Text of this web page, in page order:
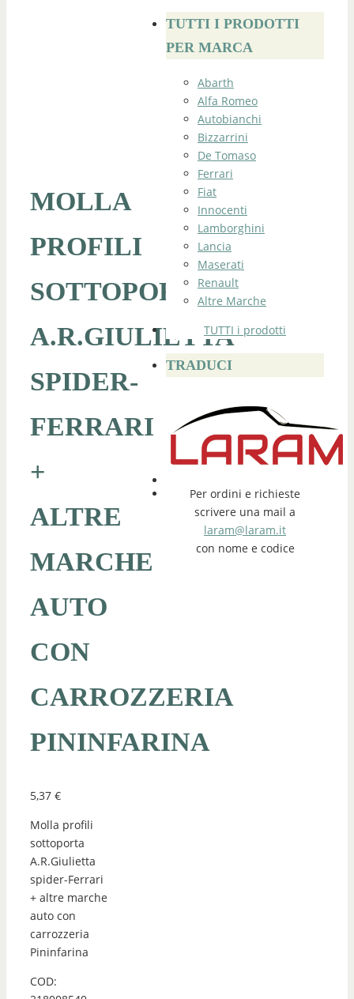
MOLLA
PROFILI
SOTTOPORTA
A.R.GIULIETTA
SPIDER-
FERRARI
+
ALTRE
MARCHE
AUTO
CON
CARROZZERIA
PININFARINA
5,37 €
Molla profili
sottoporta
A.R.Giulietta
spider-Ferrari
+ altre marche
auto con
carrozzeria
Pininfarina
COD:
TUTTI I PRODOTTI
PER MARCA
Abarth
Alfa Romeo
Autobianchi
Bizzarrini
De Tomaso
Ferrari
Fiat
Innocenti
Lamborghini
Lancia
Maserati
Renault
Altre Marche
TUTTI i prodotti
TRADUCI
Per ordini e richieste
scrivere una mail a
laram@laram.it
con nome e codice